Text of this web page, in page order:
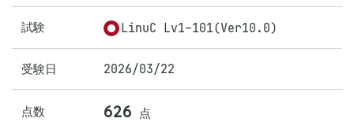
試験 LinuC Lv1-101(Ver10.0)
受験日 2026/03/22
点数 626 点